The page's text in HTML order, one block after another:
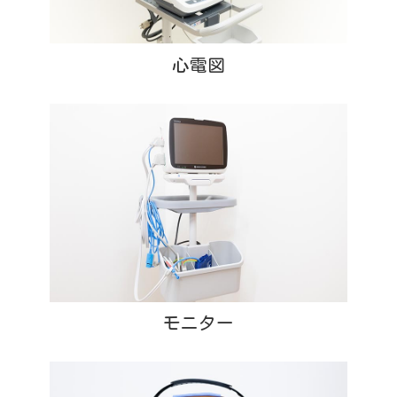
心電図
モニター